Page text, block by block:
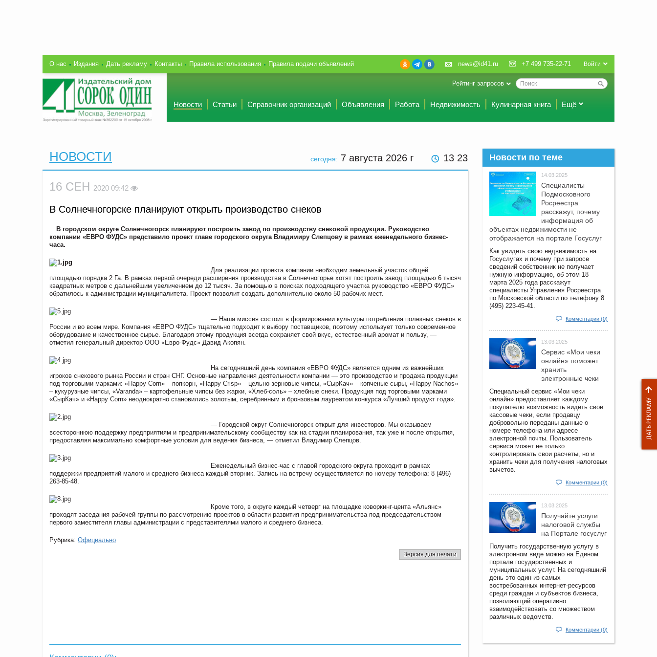
О нас Издания Дать рекламу Контакты Правила использования Правила подачи объявлений Войти
news@id41.ru +7 499 735-22-71
Рейтинг запросов
Новости Статьи Справочник организаций Объявления Работа Недвижимость Кулинарная книга Ещё
сегодня: 7 августа 2026 г 13:23
НОВОСТИ
16 СЕН 2020 09:42
В Солнечногорске планируют открыть производство снеков
В городском округе Солнечногорск планируют построить завод по производству снековой продукции. Руководство
компании «ЕВРО ФУДС» представило проект главе городского округа Владимиру Слепцову в рамках еженедельного бизнес-
часа.
Для реализации проекта компании необходим земельный участок общей
площадью порядка 2 Га. В рамках первой очереди расширения производства в Солнечногорье хотят построить завод площадью 6 тысяч
квадратных метров с дальнейшим увеличением до 12 тысяч. За помощью в поисках подходящего участка руководство «ЕВРО ФУДС»
обратилось к администрации муниципалитета. Проект позволит создать дополнительно около 50 рабочих мест.
— Наша миссия состоит в формировании культуры потребления полезных снеков в
России и во всем мире. Компания «ЕВРО ФУДС» тщательно подходит к выбору поставщиков, поэтому использует только современное
оборудование и качественное сырье. Благодаря этому продукция всегда сохраняет свой вкус, естественный аромат и пользу, —
отметил генеральный директор ООО «Евро-Фудс» Давид Акопян.
На сегодняшний день компания «ЕВРО ФУДС» является одним из важнейших
игроков снекового рынка России и стран СНГ. Основные направления деятельности компании — это производство и продажа продукции
под торговыми марками: «Happy Corn» – попкорн, «Happy Crisp» – цельно зерновые чипсы, «СырКач» – копченые сыры, «Happy Nachos»
– кукурузные чипсы, «Varanda» – картофельные чипсы без жарки, «Хлеб-cоль» – хлебные снеки. Продукция под торговыми марками
«СырКач» и «Happy Corn» неоднократно становились золотым, серебрянным и бронзовым лауреатом конкурса «Лучший продукт года».
— Городской округ Солнечногорск открыт для инвесторов. Мы оказываем
всестороннюю поддержку предприятиям и предпринимательскому сообществу как на стадии планирования, так уже и после открытия,
предоставляя максимально комфортные условия для ведения бизнеса, — отметил Владимир Слепцов.
Еженедельный бизнес-час с главой городского округа проходит в рамках
поддержки предприятий малого и среднего бизнеса каждый вторник. Запись на встречу осуществляется по номеру телефона: 8 (496)
263-85-48.
Кроме того, в округе каждый четверг на площадке коворкинг-цента «Альянс»
проходят заседания рабочей группы по рассмотрению проектов в области развития предпринимательства под председательством
первого заместителя главы администрации с представителями малого и среднего бизнеса.
Рубрика: Официально
Версия для печати
Новости по теме
14.03.2025
Специалисты
Подмосковного
Росреестра
расскажут, почему
информация об
объектах недвижимости не
отображается на портале Госуслуг
Как увидеть свою недвижимость на
Госуслугах и почему при запросе
сведений собственник не получает
нужную информацию, об этом 18
марта 2025 года расскажут
специалисты Управления Росреестра
по Московской области по телефону 8
(495) 223-45-41.
Комментарии (0)
13.03.2025
Сервис «Мои чеки
онлайн» поможет
хранить
электронные чеки
Специальный сервис «Мои чеки
онлайн» предоставляет каждому
покупателю возможность видеть свои
кассовые чеки, если продавцу
добровольно переданы данные о
номере телефона или адресе
электронной почты. Пользователь
сервиса может не только
контролировать свои расчеты, но и
хранить чеки для получения налоговых
вычетов.
Комментарии (0)
13.03.2025
Получайте услуги
налоговой службы
на Портале госyслуг
Получить государственную услугу в
электронном виде можно на Едином
портале государственных и
муниципальных услуг. На сегодняшний
день это один из самых
востребованных интернет-ресурсов
среди граждан и субъектов бизнеса,
позволяющий оперативно
взаимодействовать со множеством
различных ведомств.
Комментарии (0)